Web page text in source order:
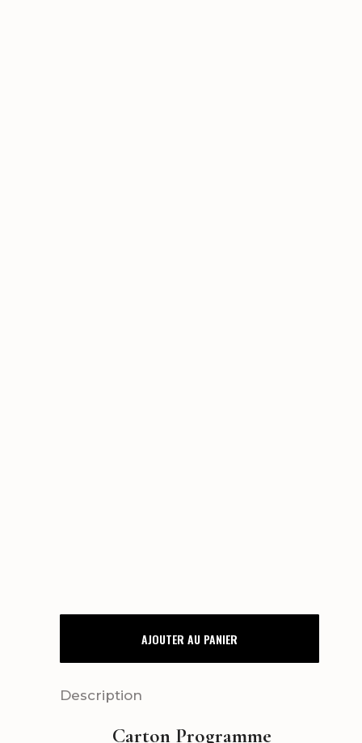
SUCCULENTES
AJOUTER AU PANIER
Description
Carton Programme